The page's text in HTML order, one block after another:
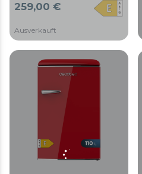
Klasse E, ICEBOX, Innen-
Glasschalen.
259,00 €
Ausverkauft